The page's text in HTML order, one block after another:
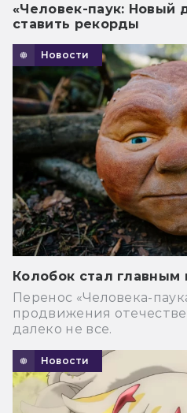
«Человек-паук: Новый
ставить рекорды
Новости
Колобок стал главным
Перенос «Человека-
продвижения
далеко не все.
Новости